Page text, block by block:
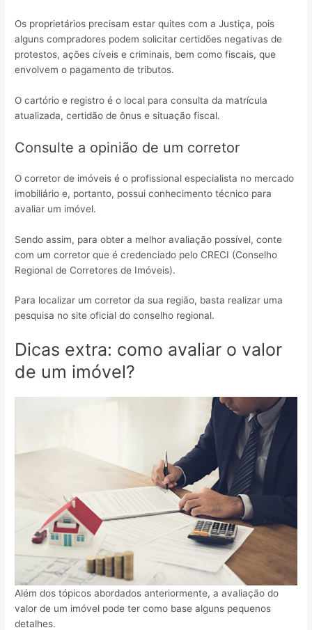
Os proprietários precisam estar quites com a Justiça, pois
alguns compradores podem solicitar certidões negativas de
protestos, ações cíveis e criminais, bem como fiscais, que
envolvem o pagamento de tributos.
O cartório e registro é o local para consulta da matrícula
atualizada, certidão de ônus e situação fiscal.
Consulte a opinião de um corretor
O corretor de imóveis é o profissional especialista no mercado
imobiliário e, portanto, possui conhecimento técnico para
avaliar um imóvel.
Sendo assim, para obter a melhor avaliação possível, conte
com um corretor que é credenciado pelo CRECI (Conselho
Regional de Corretores de Imóveis).
Para localizar um corretor da sua região, basta realizar uma
pesquisa no site oficial do conselho regional.
Dicas extra: como avaliar o valor
de um imóvel?
Além dos tópicos abordados anteriormente, a avaliação do
valor de um imóvel pode ter como base alguns pequenos
detalhes.